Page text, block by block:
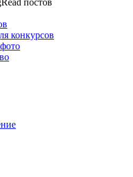
постов
конкурсов